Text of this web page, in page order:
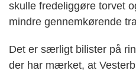
skulle fredeliggøre torvet
mindre gennemkørende
Det er særligt bilister på
der har mærket, at